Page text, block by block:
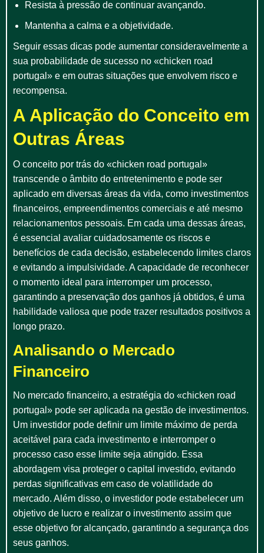
Resista à pressão de continuar avançando.
Mantenha a calma e a objetividade.
Seguir essas dicas pode aumentar consideravelmente a
sua probabilidade de sucesso no «chicken road
portugal» e em outras situações que envolvem risco e
recompensa.
A Aplicação do Conceito em
Outras Áreas
O conceito por trás do «chicken road portugal»
transcende o âmbito do entretenimento e pode ser
aplicado em diversas áreas da vida, como investimentos
financeiros, empreendimentos comerciais e até mesmo
relacionamentos pessoais. Em cada uma dessas áreas,
é essencial avaliar cuidadosamente os riscos e
benefícios de cada decisão, estabelecendo limites claros
e evitando a impulsividade. A capacidade de reconhecer
o momento ideal para interromper um processo,
garantindo a preservação dos ganhos já obtidos, é uma
habilidade valiosa que pode trazer resultados positivos a
longo prazo.
Analisando o Mercado
Financeiro
No mercado financeiro, a estratégia do «chicken road
portugal» pode ser aplicada na gestão de investimentos.
Um investidor pode definir um limite máximo de perda
aceitável para cada investimento e interromper o
processo caso esse limite seja atingido. Essa
abordagem visa proteger o capital investido, evitando
perdas significativas em caso de volatilidade do
mercado. Além disso, o investidor pode estabelecer um
objetivo de lucro e realizar o investimento assim que
esse objetivo for alcançado, garantindo a segurança dos
seus ganhos.